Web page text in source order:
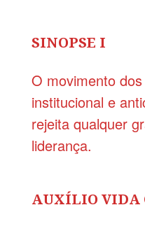
SINOPSE I
O movimento
institucional e
rejeita qualquer
liderança.
AUXÍLIO VIDA